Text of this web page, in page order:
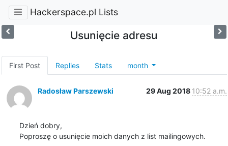
Hackerspace.pl Lists
Usunięcie adresu
First Post Replies Stats month
Radosław Parszewski 29 Aug 2018 10:52 a.m.
Dzień dobry,
Poproszę o usunięcie moich danych z list mailingowych.